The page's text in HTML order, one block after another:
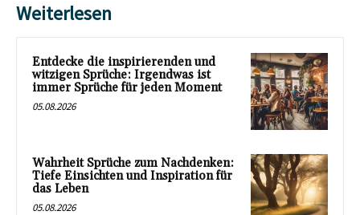
Weiterlesen
Entdecke die inspirierenden und
witzigen Sprüche: Irgendwas ist
immer Sprüche für jeden Moment
05.08.2026
Wahrheit Sprüche zum Nachdenken:
Tiefe Einsichten und Inspiration für
das Leben
05.08.2026